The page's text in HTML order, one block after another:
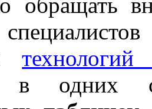
технологий
в одних